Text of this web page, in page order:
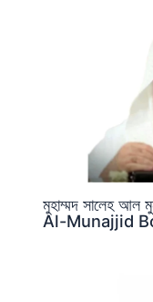
মুহাম্মদ সালেহ
Al-Munajjid